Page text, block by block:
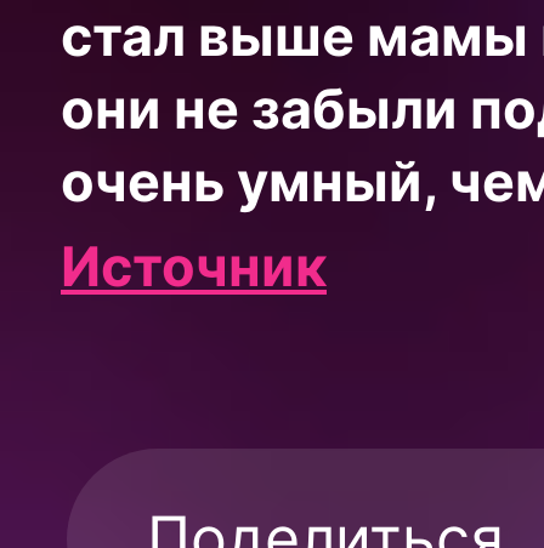
стал выше мамы
они не забыли
очень умный,
Источник